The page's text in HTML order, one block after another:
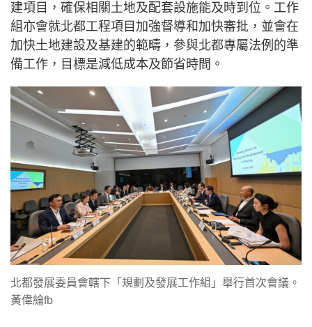
建項目，確保相關土地及配套設施能及時到位。工作
組亦會就北都工程項目加強督導和加快審批，並會在
加快土地建設及基建的範疇，參與北都專屬法例的準
備工作，目標是減低成本及節省時間。
北都發展委員會轄下「規劃及發展工作組」舉行首次會議。
黃偉綸fb